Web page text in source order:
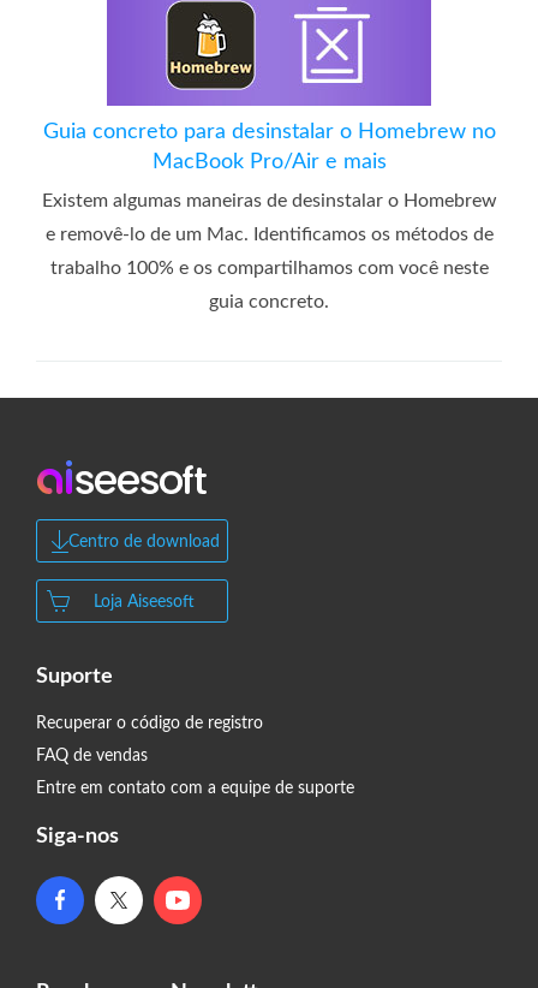
Guia concreto para desinstalar o Homebrew no
MacBook Pro/Air e mais
Existem algumas maneiras de desinstalar o Homebrew
e removê-lo de um Mac. Identificamos os métodos de
trabalho 100% e os compartilhamos com você neste
guia concreto.
Centro de download
Loja Aiseesoft
Suporte
Recuperar o código de registro
FAQ de vendas
Entre em contato com a equipe de suporte
Siga-nos